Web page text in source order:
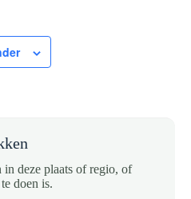
deze plaats of regio, of
doen is.